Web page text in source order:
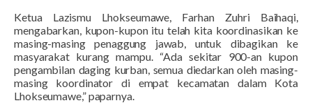
Ketua Lazismu Lhokseumawe, Farhan Zuhri Baihaqi,
mengabarkan, kupon-kupon itu telah kita koordinasikan ke
masing-masing penaggung jawab, untuk dibagikan ke
masyarakat kurang mampu. “Ada sekitar 900-an kupon
pengambilan daging kurban, semua diedarkan oleh masing-
masing koordinator di empat kecamatan dalam Kota
Lhokseumawe,” paparnya.